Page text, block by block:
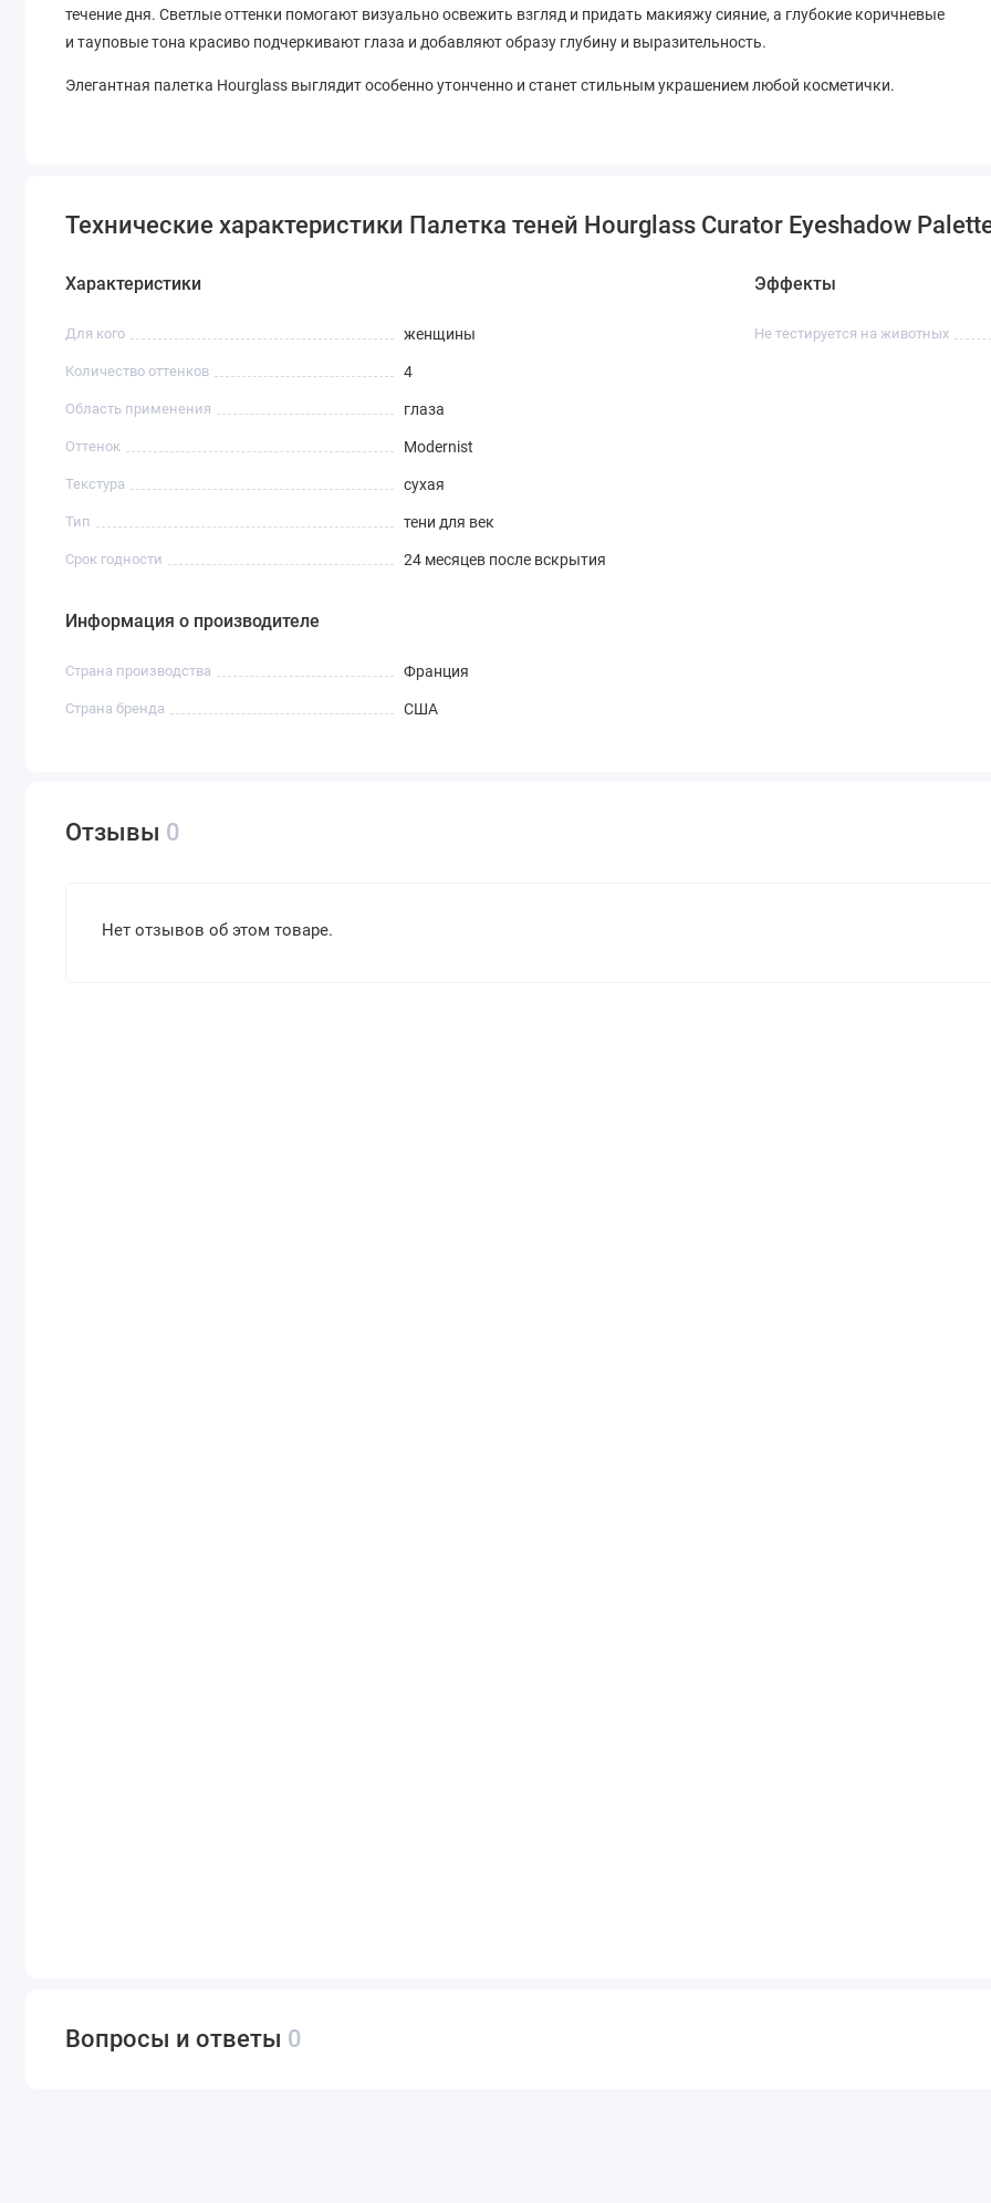
течение дня. Светлые оттенки помогают визуально освежить взгляд и придать макияжу сияние, а глубокие коричневые
и тауповые тона красиво подчеркивают глаза и добавляют образу глубину и выразительность.
Элегантная палетка Hourglass выглядит особенно утонченно и станет стильным украшением любой косметички.
Технические характеристики Палетка теней Hourglass Curator Eyeshadow
Характеристики
Для кого женщины
Количество оттенков 4
Область применения глаза
Оттенок Modernist
Текстура сухая
Тип тени для век
Срок годности 24 месяцев после вскрытия
Эффекты
Не тестируется на животных
Информация о производителе
Страна производства Франция
Страна бренда США
Отзывы 0
Нет отзывов об этом товаре.
Вопросы и ответы 0